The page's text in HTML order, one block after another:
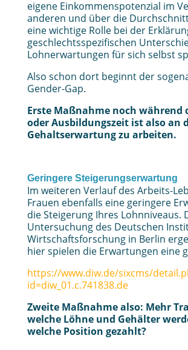
eigene Einkommenspotenzial im
anderen und über die
eine wichtige Rolle bei der
geschlechtsspezifischen
Lohnerwartungen für sich selbst
Also schon dort beginnt der
Gender-Gap.
Erste Maßnahme noch während
oder Ausbildungszeit ist also an
Gehaltserwartung zu arbeiten.
Geringere Steigerungserwartung
Im weiteren Verlauf des Arbeits-
Frauen ebenfalls eine geringere
die Steigerung Ihres Lohnniveaus.
Untersuchung des Deutschen
Wirtschaftsforschung in Berlin
hier spielen die Erwartungen eine
https://www.diw.de/sixcms/
id=diw_01.c.741838.de
Zweite Maßnahme also: Mehr
welche Löhne und Gehälter
welche Position gezahlt?